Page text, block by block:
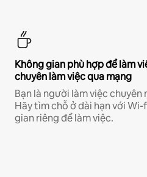
Không gian phù hợp để làm
chuyên làm việc qua mạng
Bạn là người làm việc chuyên
Hãy tìm chỗ ở dài hạn với
gian riêng để làm việc.